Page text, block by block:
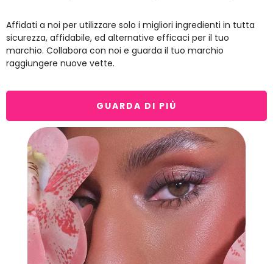
Affidati a noi per utilizzare solo i migliori ingredienti in tutta
sicurezza, affidabile, ed alternative efficaci per il tuo
marchio. Collabora con noi e guarda il tuo marchio
raggiungere nuove vette.
GUARDA DI PIÙ